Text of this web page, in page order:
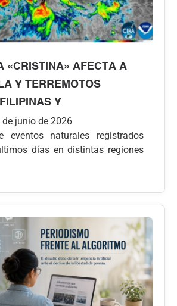
«CRISTINA» AFECTA A
Y TERREMOTOS
Y
de junio de 2026
eventos naturales registrados
días en distintas regiones